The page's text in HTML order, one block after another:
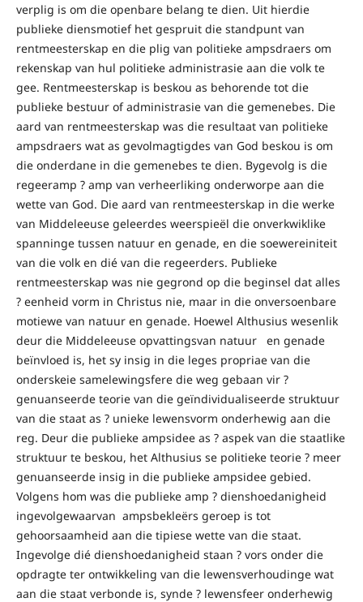
verplig is om die openbare belang te dien. Uit hierdie
publieke diensmotief het gespruit die standpunt van
rentmeesterskap en die plig van politieke ampsdraers om
rekenskap van hul politieke administrasie aan die volk te
gee. Rentmeesterskap is beskou as behorende tot die
publieke bestuur of administrasie van die gemenebes. Die
aard van rentmeesterskap was die resultaat van politieke
ampsdraers wat as gevolmagtigdes van God beskou is om
die onderdane in die gemenebes te dien. Bygevolg is die
regeeramp ? amp van verheerliking onderworpe aan die
wette van God. Die aard van rentmeesterskap in die werke
van Middeleeuse geleerdes weerspieël die onverkwiklike
spanninge tussen natuur en genade, en die soewereiniteit
van die volk en dié van die regeerders. Publieke
rentmeesterskap was nie gegrond op die beginsel dat alles
? eenheid vorm in Christus nie, maar in die onversoenbare
motiewe van natuur en genade. Hoewel Althusius wesenlik
deur die Middeleeuse opvattingsvan natuur en genade
beïnvloed is, het sy insig in die leges propriae van die
onderskeie samelewingsfere die weg gebaan vir ?
genuanseerde teorie van die geïndividualiseerde struktuur
van die staat as ? unieke lewensvorm onderhewig aan die
reg. Deur die publieke ampsidee as ? aspek van die staatlike
struktuur te beskou, het Althusius se politieke teorie ? meer
genuanseerde insig in die publieke ampsidee gebied.
Volgens hom was die publieke amp ? dienshoedanigheid
ingevolgewaarvan ampsbekleërs geroep is tot
gehoorsaamheid aan die tipiese wette van die staat.
Ingevolge dié dienshoedanigheid staan ? vors onder die
opdragte ter ontwikkeling van die lewensverhoudinge wat
aan die staat verbonde is, synde ? lewensfeer onderhewig